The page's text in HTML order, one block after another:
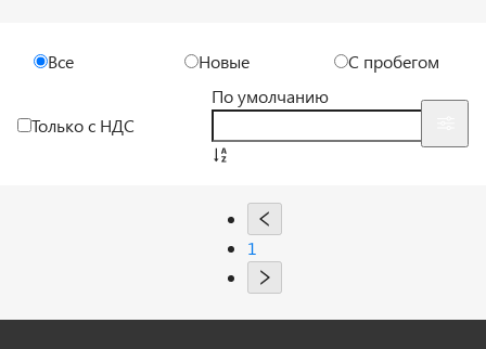
Все Новые С пробегом
Только с НДС
По умолчанию
1